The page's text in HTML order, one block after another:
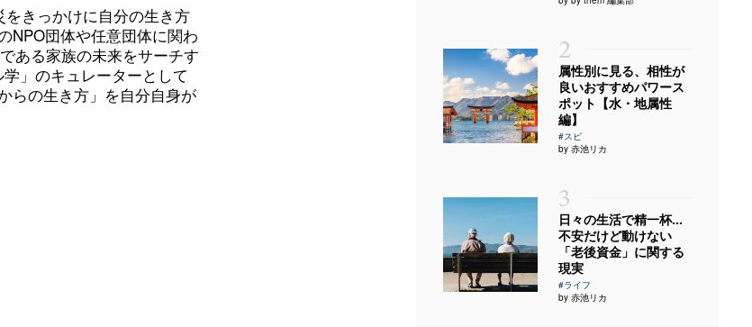
きっかけに自分の生き方
NPO団体や任意団体に関わ
ある家族の未来をサーチす
」のキュレーターとして
らの生き方」を自分自身が
2
属性別に見る、相性が
良いおすすめパワース
ポット【水・地属性
編】
#スピ
by 赤池リカ
3
日々の生活で精一杯…
不安だけど動けない
「老後資金」に関する
現実
#ライフ
by 赤池リカ